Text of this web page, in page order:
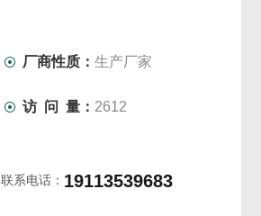
厂商性质：生产厂家
访 问 量： 2612
联系电话： 19113539683